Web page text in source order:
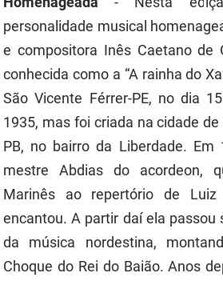
personalidade musical
e compositora Inês Caetano de
conhecida como a “A rainha do
São Vicente Férrer-PE, no dia
1935, mas foi criada na cidade
PB, no bairro da Liberdade. Em
mestre Abdias do acordeon,
Marinês ao repertório de Luiz
encantou. A partir daí ela passou
da música nordestina,
Choque do Rei do Baião. Anos